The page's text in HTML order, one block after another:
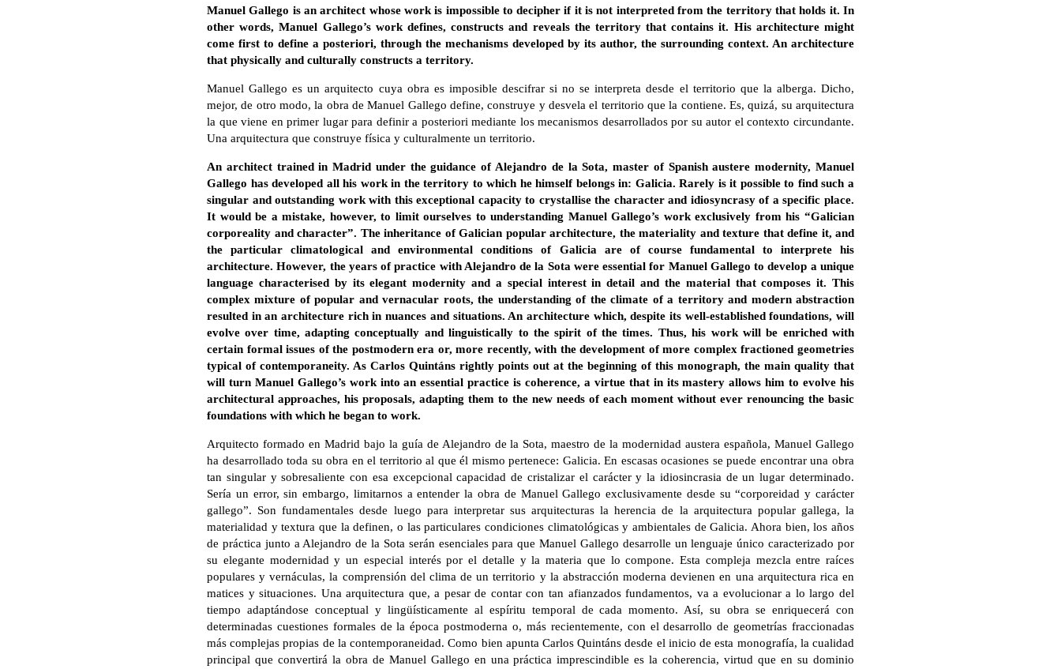
Manuel Gallego is an architect whose work is impossible to decipher if it is not interpreted from the territory that holds it. In
other words, Manuel Gallego’s work defines, constructs and reveals the territory that contains it. His architecture might
come first to define a posteriori, through the mechanisms developed by its author, the surrounding context. An architecture
that physically and culturally constructs a territory.
Manuel Gallego es un arquitecto cuya obra es imposible descifrar si no se interpreta desde el territorio que la alberga. Dicho,
mejor, de otro modo, la obra de Manuel Gallego define, construye y desvela el territorio que la contiene. Es, quizá, su arquitectura
la que viene en primer lugar para definir a posteriori mediante los mecanismos desarrollados por su autor el contexto circundante.
Una arquitectura que construye física y culturalmente un territorio.
An architect trained in Madrid under the guidance of Alejandro de la Sota, master of Spanish austere modernity, Manuel
Gallego has developed all his work in the territory to which he himself belongs in: Galicia. Rarely is it possible to find such a
singular and outstanding work with this exceptional capacity to crystallise the character and idiosyncrasy of a specific place.
It would be a mistake, however, to limit ourselves to understanding Manuel Gallego’s work exclusively from his “Galician
corporeality and character”. The inheritance of Galician popular architecture, the materiality and texture that define it, and
the particular climatological and environmental conditions of Galicia are of course fundamental to interprete his
architecture. However, the years of practice with Alejandro de la Sota were essential for Manuel Gallego to develop a unique
language characterised by its elegant modernity and a special interest in detail and the material that composes it. This
complex mixture of popular and vernacular roots, the understanding of the climate of a territory and modern abstraction
resulted in an architecture rich in nuances and situations. An architecture which, despite its well-established foundations, will
evolve over time, adapting conceptually and linguistically to the spirit of the times. Thus, his work will be enriched with
certain formal issues of the postmodern era or, more recently, with the development of more complex fractioned geometries
typical of contemporaneity. As Carlos Quintáns rightly points out at the beginning of this monograph, the main quality that
will turn Manuel Gallego’s work into an essential practice is coherence, a virtue that in its mastery allows him to evolve his
architectural approaches, his proposals, adapting them to the new needs of each moment without ever renouncing the basic
foundations with which he began to work.
Arquitecto formado en Madrid bajo la guía de Alejandro de la Sota, maestro de la modernidad austera española, Manuel Gallego
ha desarrollado toda su obra en el territorio al que él mismo pertenece: Galicia. En escasas ocasiones se puede encontrar una obra
tan singular y sobresaliente con esa excepcional capacidad de cristalizar el carácter y la idiosincrasia de un lugar determinado.
Sería un error, sin embargo, limitarnos a entender la obra de Manuel Gallego exclusivamente desde su “corporeidad y carácter
gallego”. Son fundamentales desde luego para interpretar sus arquitecturas la herencia de la arquitectura popular gallega, la
materialidad y textura que la definen, o las particulares condiciones climatológicas y ambientales de Galicia. Ahora bien, los años
de práctica junto a Alejandro de la Sota serán esenciales para que Manuel Gallego desarrolle un lenguaje único caracterizado por
su elegante modernidad y un especial interés por el detalle y la materia que lo compone. Esta compleja mezcla entre raíces
populares y vernáculas, la comprensión del clima de un territorio y la abstracción moderna devienen en una arquitectura rica en
matices y situaciones. Una arquitectura que, a pesar de contar con tan afianzados fundamentos, va a evolucionar a lo largo del
tiempo adaptándose conceptual y lingüísticamente al espíritu temporal de cada momento. Así, su obra se enriquecerá con
determinadas cuestiones formales de la época postmoderna o, más recientemente, con el desarrollo de geometrías fraccionadas
más complejas propias de la contemporaneidad. Como bien apunta Carlos Quintáns desde el inicio de esta monografía, la cualidad
principal que convertirá la obra de Manuel Gallego en una práctica imprescindible es la coherencia, virtud que en su dominio